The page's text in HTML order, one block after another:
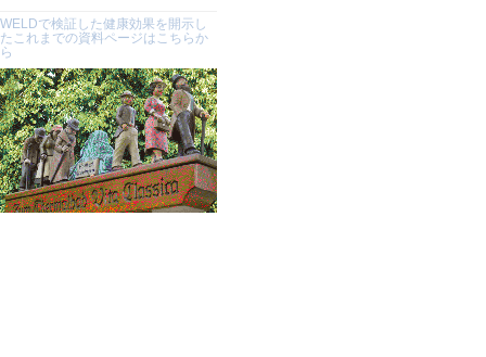
WELDで検証した健康効果を開示し
たこれまでの資料ページはこちらか
ら